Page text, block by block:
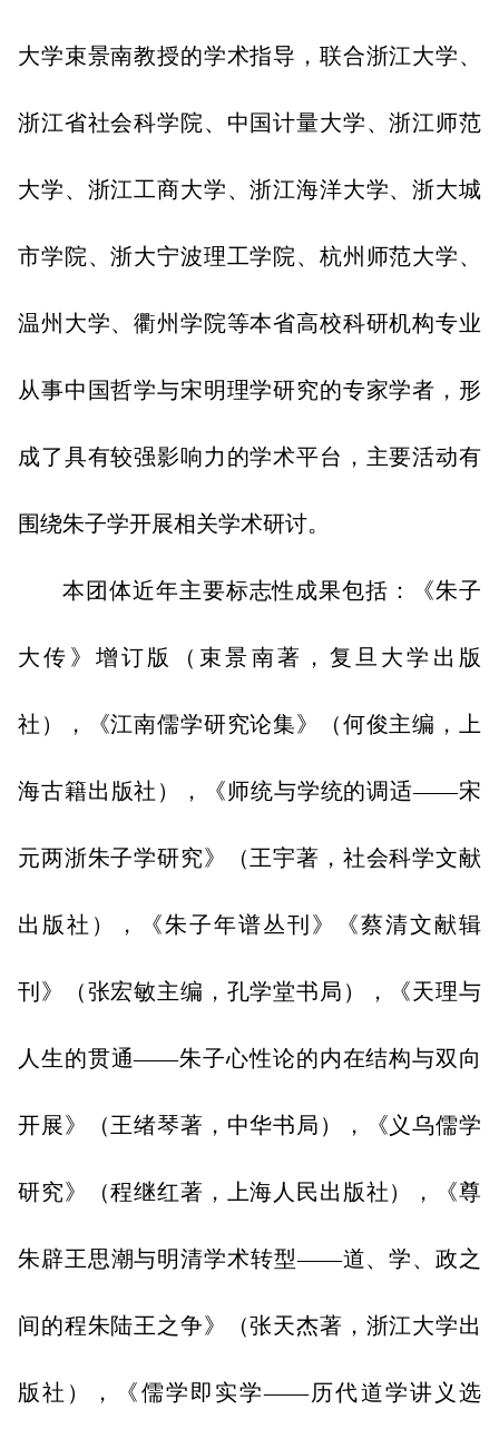
大学束景南教授的学术指导，联合浙江大学、
浙江省社会科学院、中国计量大学、浙江师范
大学、浙江工商大学、浙江海洋大学、浙大城
市学院、浙大宁波理工学院、杭州师范大学、
温州大学、衢州学院等本省高校科研机构专业
从事中国哲学与宋明理学研究的专家学者，形
成了具有较强影响力的学术平台，主要活动有
围绕朱子学开展相关学术研讨。
本团体近年主要标志性成果包括：《朱子
大传》增订版（束景南著，复旦大学出版
社），《江南儒学研究论集》（何俊主编，上
海古籍出版社），《师统与学统的调适——宋
元两浙朱子学研究》（王宇著，社会科学文献
出版社），《朱子年谱丛刊》《蔡清文献辑
刊》（张宏敏主编，孔学堂书局），《天理与
人生的贯通——朱子心性论的内在结构与双向
开展》（王绪琴著，中华书局），《义乌儒学
研究》（程继红著，上海人民出版社），《尊
朱辟王思潮与明清学术转型——道、学、政之
间的程朱陆王之争》（张天杰著，浙江大学出
版社），《儒学即实学——历代道学讲义选